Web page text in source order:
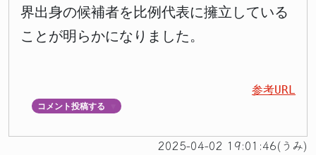
界出身の候補者を比例代表に擁立している
ことが明らかになりました。
参考URL
コメント投稿する
2025-04-02 19:01:46(うみ)